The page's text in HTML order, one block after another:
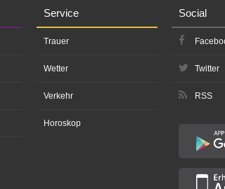
Service
Trauer
Wetter
Verkehr
Horoskop
Social
Twitter
RSS